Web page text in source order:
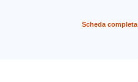
Scheda completa